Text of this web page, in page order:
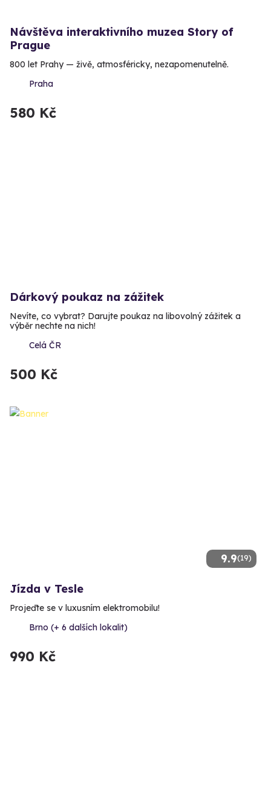
Návštěva interaktivního muzea Story of
Prague
800 let Prahy — živě, atmosféricky, nezapomenutelně.
Praha
580 Kč
Dárkový poukaz na zážitek
Nevíte, co vybrat? Darujte poukaz na libovolný zážitek a
výběr nechte na nich!
Celá ČR
500 Kč
9.9(19)
Jízda v Tesle
Projeďte se v luxusním elektromobilu!
Brno (+ 6 dalších lokalit)
990 Kč